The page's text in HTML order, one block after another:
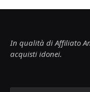
In qualità di Affiliato
acquisti idonei.